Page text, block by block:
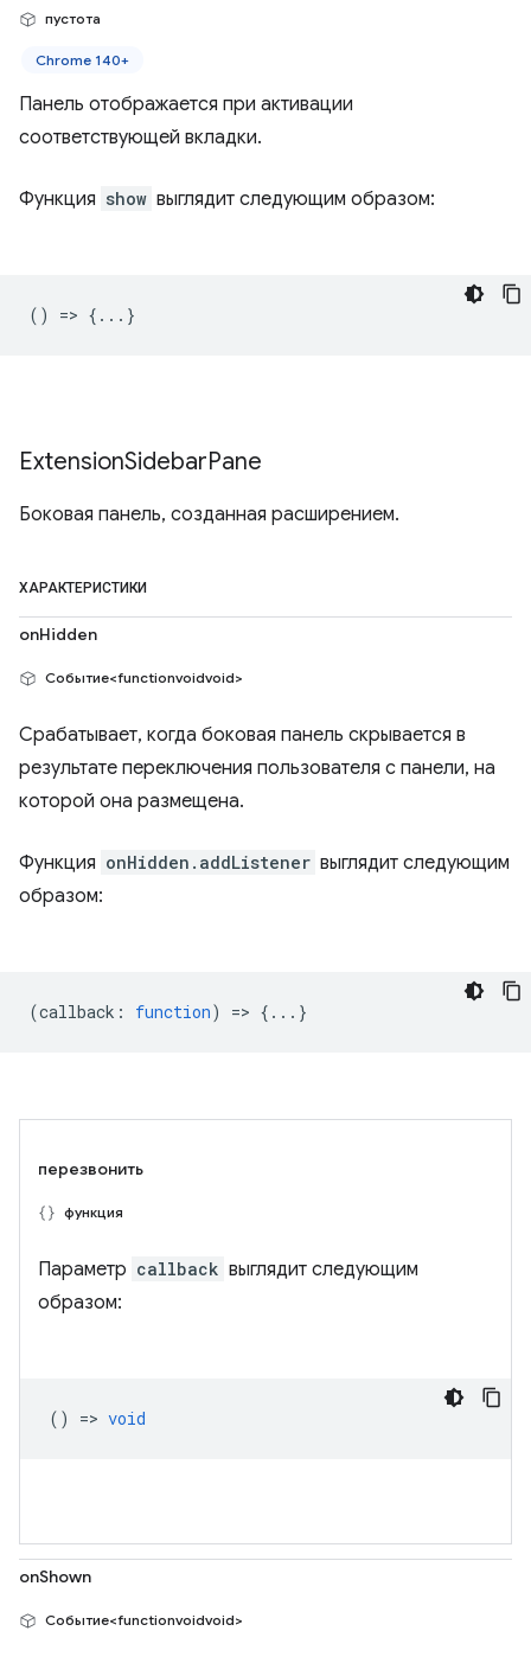
пустота
Chrome 140+
Панель отображается при активации
соответствующей вкладки.
Функция show выглядит следующим образом:
() => {...}
ExtensionSidebarPane
Боковая панель, созданная расширением.
ХАРАКТЕРИСТИКИ
onHidden
Событие<functionvoidvoid>
Срабатывает, когда боковая панель скрывается в
результате переключения пользователя с панели, на
которой она размещена.
Функция onHidden.addListener выглядит следующим
образом:
(callback : function) => {...}
перезвонить
функция
Параметр callback выглядит следующим
образом:
() => void
onShown
Событие<functionvoidvoid>